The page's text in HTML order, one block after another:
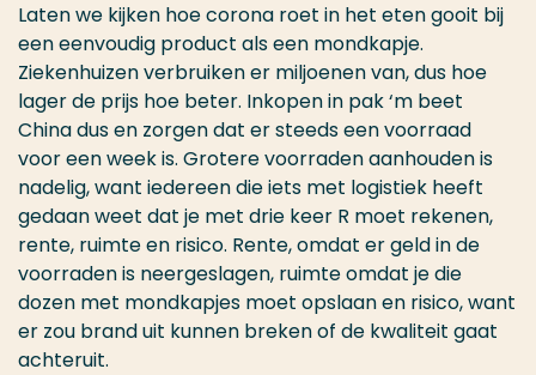
Laten we kijken hoe corona roet in het eten gooit bij
een eenvoudig product als een mondkapje.
Ziekenhuizen verbruiken er miljoenen van, dus hoe
lager de prijs hoe beter. Inkopen in pak ‘m beet
China dus en zorgen dat er steeds een voorraad
voor een week is. Grotere voorraden aanhouden is
nadelig, want iedereen die iets met logistiek heeft
gedaan weet dat je met drie keer R moet rekenen,
rente, ruimte en risico. Rente, omdat er geld in de
voorraden is neergeslagen, ruimte omdat je die
dozen met mondkapjes moet opslaan en risico, want
er zou brand uit kunnen breken of de kwaliteit gaat
achteruit.